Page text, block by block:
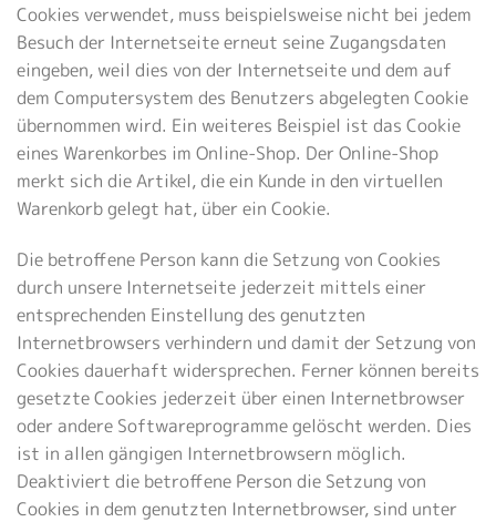
Cookies verwendet, muss beispielsweise nicht bei jedem
Besuch der Internetseite erneut seine Zugangsdaten
eingeben, weil dies von der Internetseite und dem auf
dem Computersystem des Benutzers abgelegten Cookie
übernommen wird. Ein weiteres Beispiel ist das Cookie
eines Warenkorbes im Online-Shop. Der Online-Shop
merkt sich die Artikel, die ein Kunde in den virtuellen
Warenkorb gelegt hat, über ein Cookie.
Die betroffene Person kann die Setzung von Cookies
durch unsere Internetseite jederzeit mittels einer
entsprechenden Einstellung des genutzten
Internetbrowsers verhindern und damit der Setzung von
Cookies dauerhaft widersprechen. Ferner können bereits
gesetzte Cookies jederzeit über einen Internetbrowser
oder andere Softwareprogramme gelöscht werden. Dies
ist in allen gängigen Internetbrowsern möglich.
Deaktiviert die betroffene Person die Setzung von
Cookies in dem genutzten Internetbrowser, sind unter